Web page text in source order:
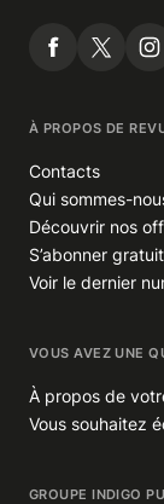
À PROPOS DE
Contacts
Qui sommes-
Découvrir nos
S’abonner
Voir le dernier
VOUS AVEZ UNE
À propos de
Vous souhaitez
GROUPE INDIGO